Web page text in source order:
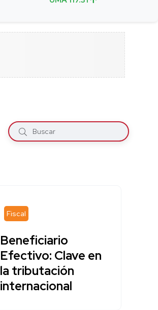
Fiscal
Beneficiario
Efectivo: Clave en
la tributación
internacional